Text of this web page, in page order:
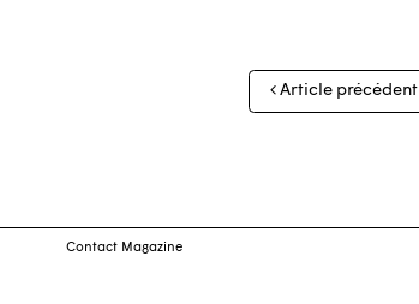
Navigation
des
Article précédent
Contact Magazine